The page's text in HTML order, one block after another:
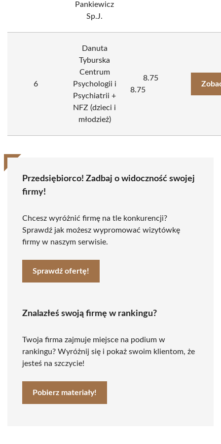
Pankiewicz
Sp.J.
6
Danuta
Tyburska
Centrum
Psychologii i
Psychiatrii +
NFZ (dzieci i
młodzież)
8.75
8.75
Przedsiębiorco! Zadbaj o widoczność swojej
firmy!
Chcesz wyróżnić firmę na tle konkurencji?
Sprawdź jak możesz wypromować wizytówkę
firmy w naszym serwisie.
Sprawdź ofertę!
Znalazłeś swoją firmę w rankingu?
Twoja firma zajmuje miejsce na podium w
rankingu? Wyróżnij się i pokaż swoim klientom, że
jesteś na szczycie!
Pobierz materiały!